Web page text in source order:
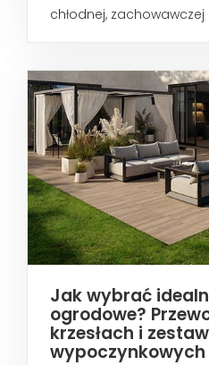
chłodnej,
Jak wybrać
ogrodowe?
krzesłach i
wypoczynkowych